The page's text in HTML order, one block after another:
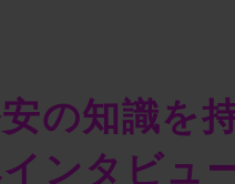
の知識を
ンタビュ